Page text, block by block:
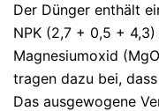
Der Dünger enthält
NPK (2,7 + 0,5 +
Magnesiumoxid
tragen dazu bei,
Das ausgewogene